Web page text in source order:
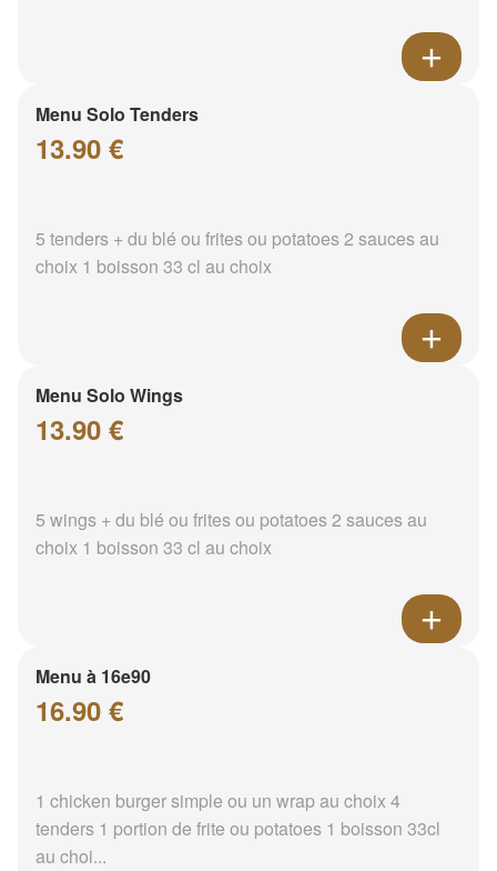
Menu Solo Tenders
13.90 €
5 tenders + du blé ou frites ou potatoes 2 sauces au
choix 1 boisson 33 cl au choix
Menu Solo Wings
13.90 €
5 wings + du blé ou frites ou potatoes 2 sauces au
choix 1 boisson 33 cl au choix
Menu à 16e90
16.90 €
1 chicken burger simple ou un wrap au choix 4
tenders 1 portion de frite ou potatoes 1 boisson 33cl
au choi...